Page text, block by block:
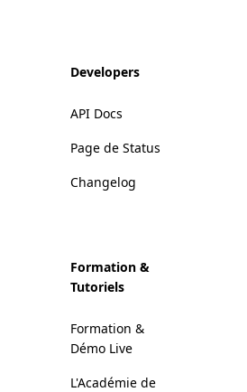
Developers
API Docs
Page de Status
Changelog
Formation &
Tutoriels
Formation &
Démo Live
L'Académie de